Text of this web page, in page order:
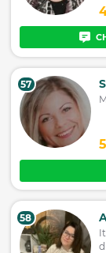
57
58